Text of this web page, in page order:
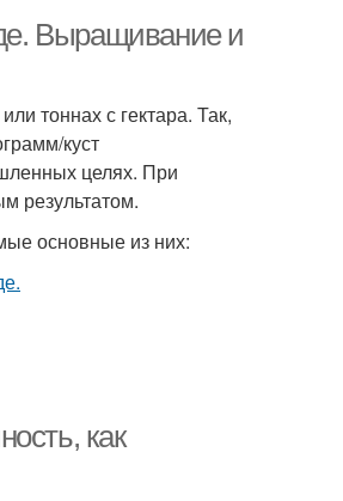
Выращивание и
тоннах с гектара. Так,
куст
целях. При
результатом.
основные из них:
как